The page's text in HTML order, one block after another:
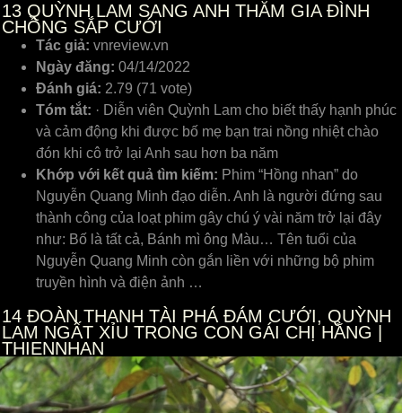
13 QUỲNH LAM SANG ANH THĂM GIA ĐÌNH
CHỒNG SẮP CƯỚI
Tác giả: vnreview.vn
Ngày đăng: 04/14/2022
Đánh giá: 2.79 (71 vote)
Tóm tắt: · Diễn viên Quỳnh Lam cho biết thấy hạnh phúc
và cảm động khi được bố mẹ bạn trai nồng nhiệt chào
đón khi cô trở lại Anh sau hơn ba năm
Khớp với kết quả tìm kiếm: Phim “Hồng nhan” do
Nguyễn Quang Minh đạo diễn. Anh là người đứng sau
thành công của loạt phim gây chú ý vài năm trở lại đây
như: Bố là tất cả, Bánh mì ông Màu… Tên tuổi của
Nguyễn Quang Minh còn gắn liền với những bộ phim
truyền hình và điện ảnh …
14 ĐOÀN THANH TÀI PHÁ ĐÁM CƯỚI, QUỲNH
LAM NGẤT XỈU TRONG CON GÁI CHỊ HẰNG |
THIENNHAN